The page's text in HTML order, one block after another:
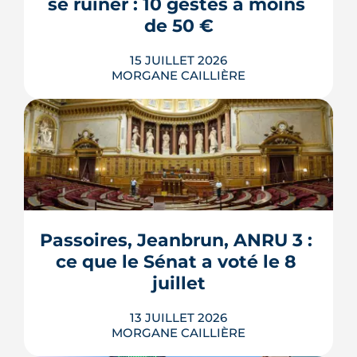
LIRE L'ARTICLE
se ruiner : 10 gestes à moins
de 50 €
15 JUILLET 2026
MORGANE CAILLIÈRE
Verrous tournés, voisins prévenus,
boîte aux lettres sous contrôle : une
grande partie de la protection d'un
logement repose sur des habitudes qui
gestes gratuits ou à moins de 50 €,
inspirés des conseils officiels de la
police et de la gendarmerie, mon...
LIRE L'ARTICLE
Passoires, Jeanbrun, ANRU 3 :
ce que le Sénat a voté le 8
juillet
13 JUILLET 2026
MORGANE CAILLIÈRE